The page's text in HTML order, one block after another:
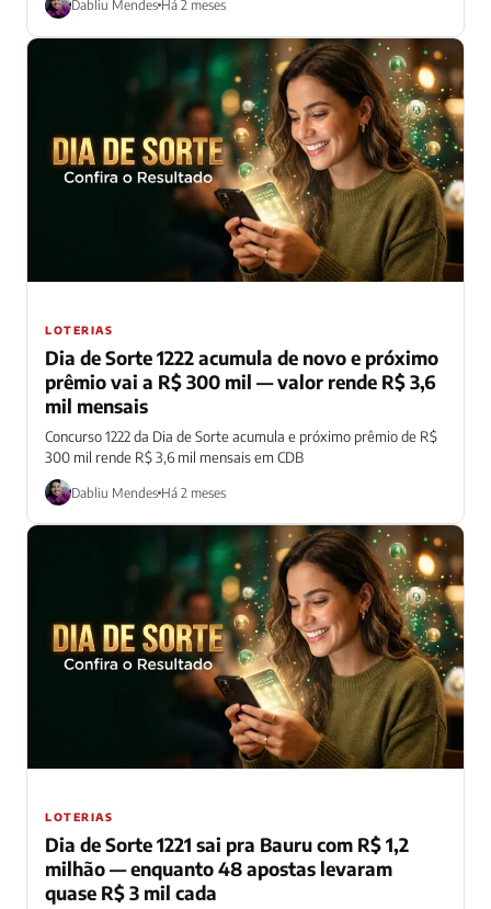
Dabliu Mendes Há 2 meses
LOTERIAS
Dia de Sorte 1222 acumula de novo e próximo
prêmio vai a R$ 300 mil — valor rende R$ 3,6
mil mensais
Concurso 1222 da Dia de Sorte acumula e próximo prêmio de R$
300 mil rende R$ 3,6 mil mensais em CDB
Dabliu Mendes Há 2 meses
LOTERIAS
Dia de Sorte 1221 sai pra Bauru com R$ 1,2
milhão — enquanto 48 apostas levaram
quase R$ 3 mil cada